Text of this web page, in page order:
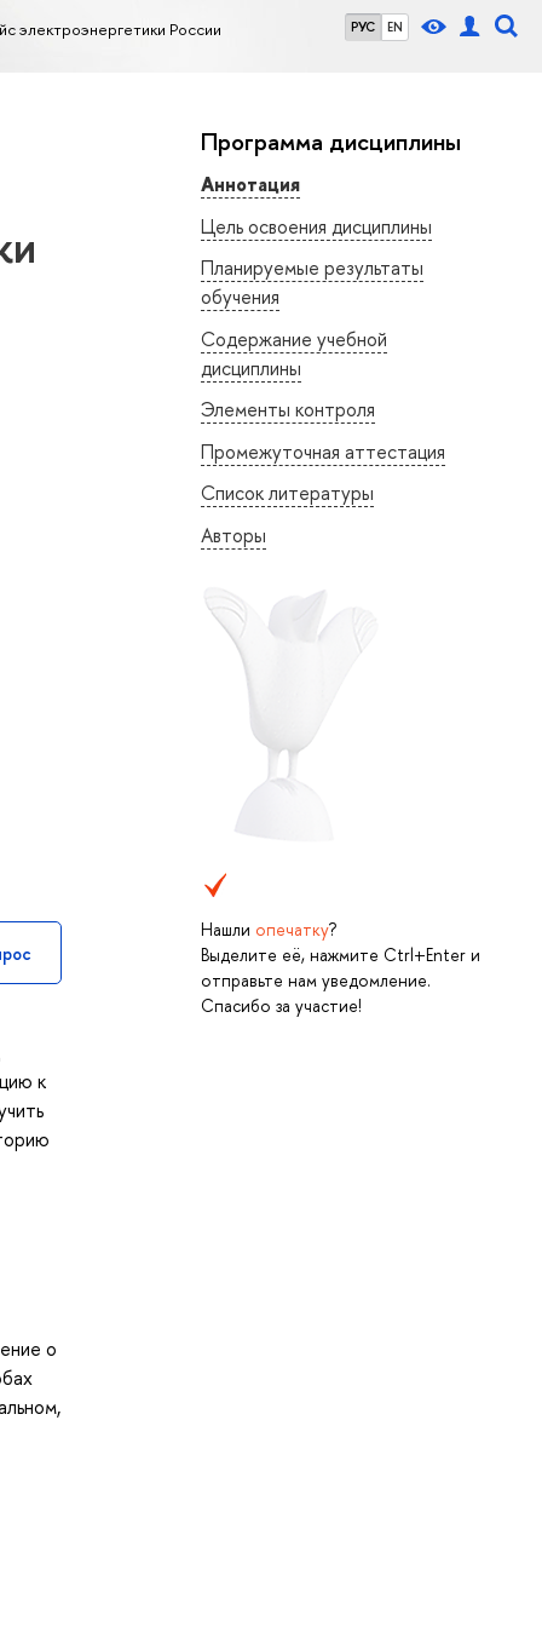
РУС EN
электроэнергетики России
Программа дисциплины
Аннотация
Цель освоения дисциплины
Планируемые результаты
обучения
Содержание учебной
дисциплины
Элементы контроля
Промежуточная аттестация
Список литературы
Авторы
Нашли опечатку?
Выделите её, нажмите Ctrl+Enter и
отправьте нам уведомление.
Спасибо за участие!
к
о